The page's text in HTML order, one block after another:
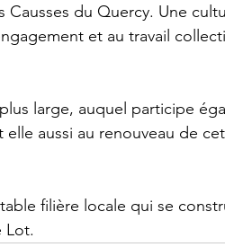
du Quercy. Une
et au travail
large, auquel participe
aussi au renouveau de
filière locale qui se
Lot.